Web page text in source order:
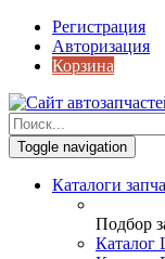
Регистрация
Авторизация
Корзина
Toggle navigation
Каталоги
Подбор
Каталог